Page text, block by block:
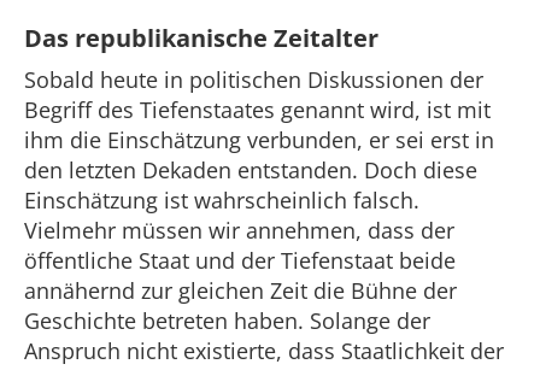
Das republikanische Zeitalter
Sobald heute in politischen Diskussionen der
Begriff des Tiefenstaates genannt wird, ist mit
ihm die Einschätzung verbunden, er sei erst in
den letzten Dekaden entstanden. Doch diese
Einschätzung ist wahrscheinlich falsch.
Vielmehr müssen wir annehmen, dass der
öffentliche Staat und der Tiefenstaat beide
annähernd zur gleichen Zeit die Bühne der
Geschichte betreten haben. Solange der
Anspruch nicht existierte, dass Staatlichkeit der